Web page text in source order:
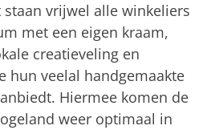
vrijwel alle winkeliers
met een eigen kraam,
creatieveling en
hun veelal handgemaakte
Hiermee komen de
weer optimaal in